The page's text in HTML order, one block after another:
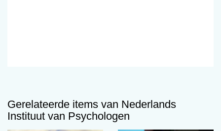
Gerelateerde items van Nederlands
Instituut van Psychologen